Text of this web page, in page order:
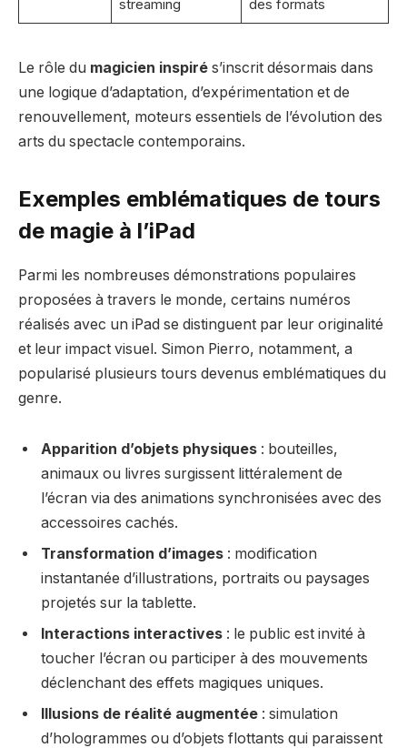
streaming des formats
Le rôle du magicien inspiré s’inscrit désormais dans
une logique d’adaptation, d’expérimentation et de
renouvellement, moteurs essentiels de l’évolution des
arts du spectacle contemporains.
Exemples emblématiques de tours
de magie à l’iPad
Parmi les nombreuses démonstrations populaires
proposées à travers le monde, certains numéros
réalisés avec un iPad se distinguent par leur originalité
et leur impact visuel. Simon Pierro, notamment, a
popularisé plusieurs tours devenus emblématiques du
genre.
Apparition d’objets physiques : bouteilles,
animaux ou livres surgissent littéralement de
l’écran via des animations synchronisées avec des
accessoires cachés.
Transformation d’images : modification
instantanée d’illustrations, portraits ou paysages
projetés sur la tablette.
Interactions interactives : le public est invité à
toucher l’écran ou participer à des mouvements
déclenchant des effets magiques uniques.
Illusions de réalité augmentée : simulation
d’hologrammes ou d’objets flottants qui paraissent